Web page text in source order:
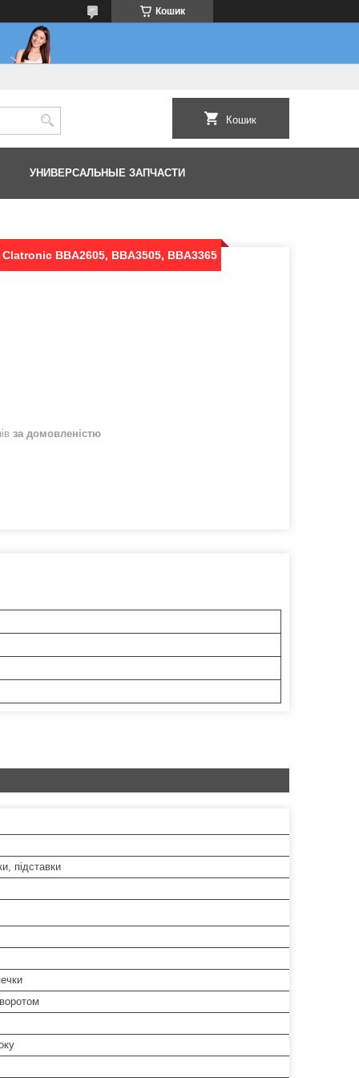
Кошик
Кошик
УНИВЕРСАЛЬНЫЕ ЗАПЧАСТИ
BBA2605, BBA3505, BBA3365
за домовленістю
підставки